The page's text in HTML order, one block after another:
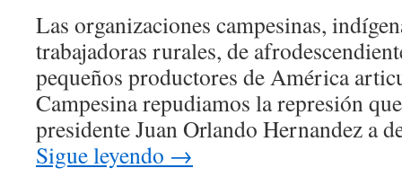
Las organizaciones campesinas,
trabajadoras rurales, de
pequeños productores de América
Campesina repudiamos la represión
presidente Juan Orlando Hernandez a
Sigue leyendo →